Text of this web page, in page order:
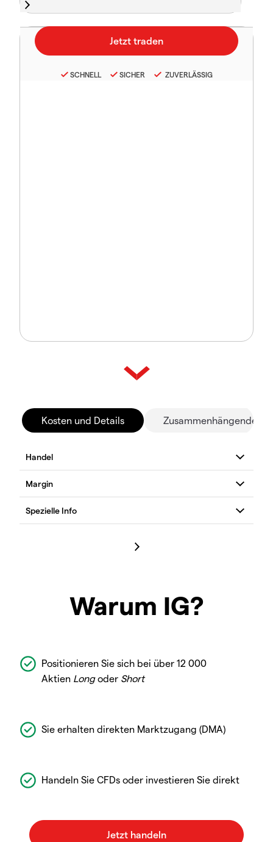
SCHNELL SICHER ZUVERLÄSSIG
Kosten und Details Zusammenhängende
Warum IG?
Positionieren Sie sich bei über 12 000
Aktien Longoder Short
Sie erhalten direkten Marktzugang (DMA)
Handeln Sie CFDs oder investieren Sie direkt